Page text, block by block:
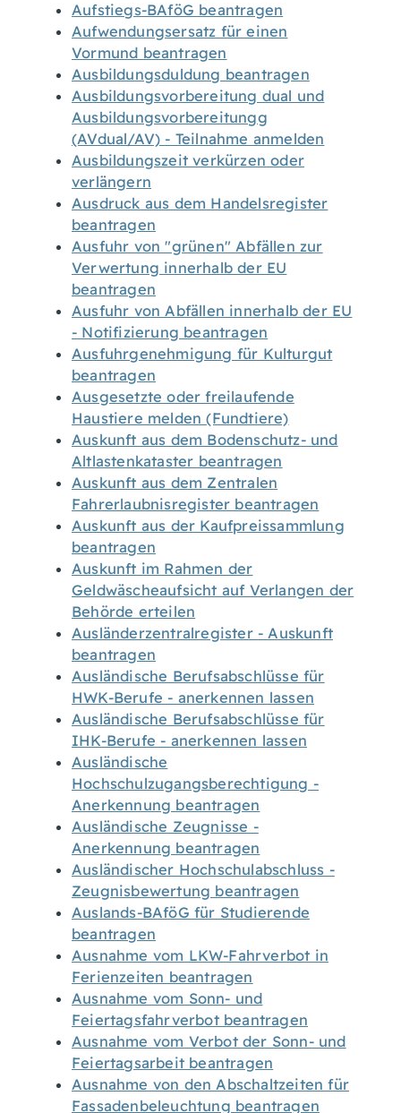
Aufstiegs-BAföG beantragen
Aufwendungsersatz für einen
Vormund beantragen
Ausbildungsduldung beantragen
Ausbildungsvorbereitung dual und
Ausbildungsvorbereitungg
(AVdual/AV) - Teilnahme anmelden
Ausbildungszeit verkürzen oder
verlängern
Ausdruck aus dem Handelsregister
beantragen
Ausfuhr von "grünen" Abfällen zur
Verwertung innerhalb der EU
beantragen
Ausfuhr von Abfällen innerhalb der EU
- Notifizierung beantragen
Ausfuhrgenehmigung für Kulturgut
beantragen
Ausgesetzte oder freilaufende
Haustiere melden (Fundtiere)
Auskunft aus dem Bodenschutz- und
Altlastenkataster beantragen
Auskunft aus dem Zentralen
Fahrerlaubnisregister beantragen
Auskunft aus der Kaufpreissammlung
beantragen
Auskunft im Rahmen der
Geldwäscheaufsicht auf Verlangen der
Behörde erteilen
Ausländerzentralregister - Auskunft
beantragen
Ausländische Berufsabschlüsse für
HWK-Berufe - anerkennen lassen
Ausländische Berufsabschlüsse für
IHK-Berufe - anerkennen lassen
Ausländische
Hochschulzugangsberechtigung -
Anerkennung beantragen
Ausländische Zeugnisse -
Anerkennung beantragen
Ausländischer Hochschulabschluss -
Zeugnisbewertung beantragen
Auslands-BAföG für Studierende
beantragen
Ausnahme vom LKW-Fahrverbot in
Ferienzeiten beantragen
Ausnahme vom Sonn- und
Feiertagsfahrverbot beantragen
Ausnahme vom Verbot der Sonn- und
Feiertagsarbeit beantragen
Ausnahme von den Abschaltzeiten für
Fassadenbeleuchtung beantragen